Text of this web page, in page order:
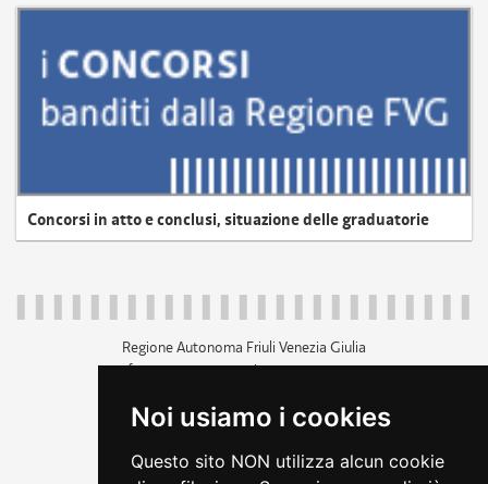
Noi usiamo i cookies
Questo sito NON utilizza alcun cookie
Concorsi in atto e conclusi, situazione delle graduatorie
Regione Autonoma Friuli Venezia Giulia
c.f. 80014930327; p.iva 00526040324
+39 040 3771111